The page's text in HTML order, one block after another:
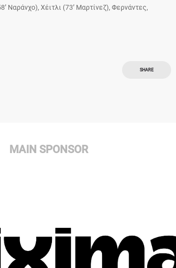
Ναράνχο), Χέιτλι (73’ Μαρτίνεζ), Φερνάντες,
SHARE
MAIN SPONSOR